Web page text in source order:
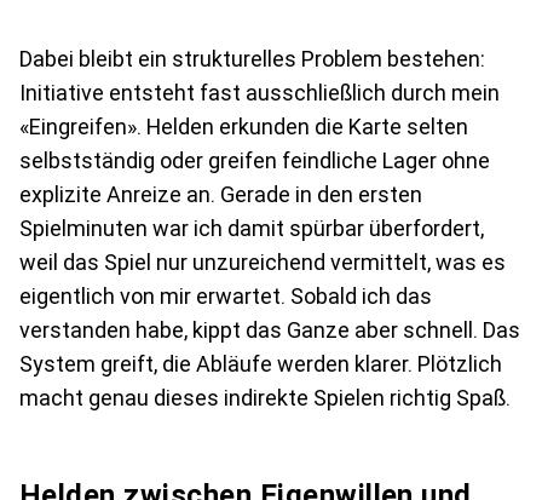
Dabei bleibt ein strukturelles Problem bestehen:
Initiative entsteht fast ausschließlich durch mein
«Eingreifen». Helden erkunden die Karte selten
selbstständig oder greifen feindliche Lager ohne
explizite Anreize an. Gerade in den ersten
Spielminuten war ich damit spürbar überfordert,
weil das Spiel nur unzureichend vermittelt, was es
eigentlich von mir erwartet. Sobald ich das
verstanden habe, kippt das Ganze aber schnell. Das
System greift, die Abläufe werden klarer. Plötzlich
macht genau dieses indirekte Spielen richtig Spaß.